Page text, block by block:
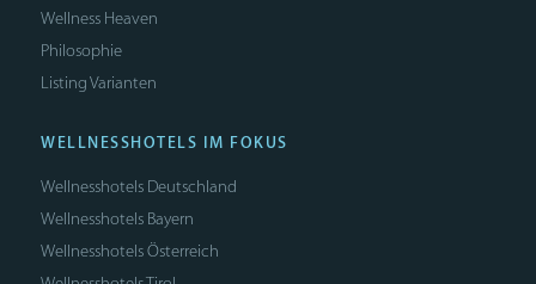
Wellness Heaven
Philosophie
Listing Varianten
WELLNESSHOTELS IM FOKUS
Wellnesshotels Deutschland
Wellnesshotels Bayern
Wellnesshotels Österreich